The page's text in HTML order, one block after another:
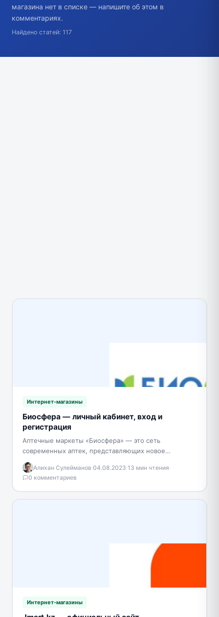
магазина нет в списке — напишите об этом в
комментариях.
Найдено статей: 117
Интернет-магазины
Биосфера — личный кабинет, вход и
регистрация
Аптечные маркеты «Биосфера» — это сеть
современных аптек, представляющих новое
поколение многопрофильных центров здоровья и
красоты. Команда профессионалов «Биосферы»
использует передовые технологии…
Алихан Сулейманов·04.08.2023·13 мин чтения·
0 комментариев
Интернет-магазины